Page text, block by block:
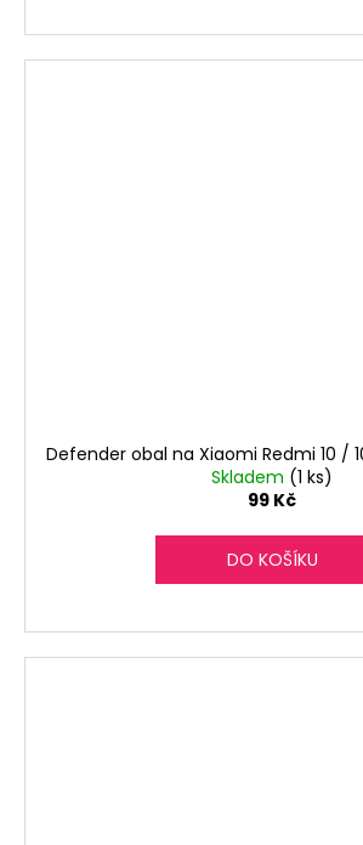
Defender obal na Xiaomi Redmi 10 /
Skladem (1 ks)
99 Kč
DO KOŠÍKU